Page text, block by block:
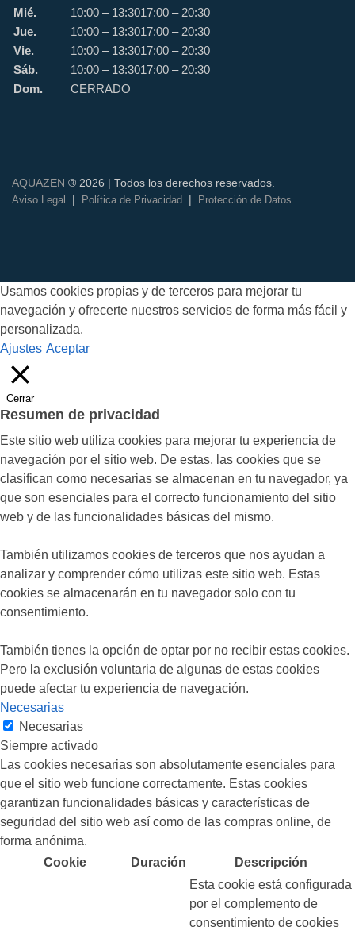
Mié. 10:00 – 13:3017:00 – 20:30
Jue.
10:00 – 13:3017:00 – 20:30
Vie.
10:00 – 13:3017:00 – 20:30
Sáb.
10:00 – 13:3017:00 – 20:30
Dom.
CERRADO
AQUAZEN ® 2026 | Todos los derechos reservados.
Aviso Legal | Política de Privacidad | Protección de Datos
Usamos cookies propias y de terceros para mejorar tu
navegación y ofrecerte nuestros servicios de forma más fácil y
personalizada.
Ajustes Aceptar
Cerrar
Resumen de privacidad
Este sitio web utiliza cookies para mejorar tu experiencia de
navegación por el sitio web. De estas, las cookies que se
clasifican como necesarias se almacenan en tu navegador, ya
que son esenciales para el correcto funcionamiento del sitio
web y de las funcionalidades básicas del mismo.
También utilizamos cookies de terceros que nos ayudan a
analizar y comprender cómo utilizas este sitio web. Estas
cookies se almacenarán en tu navegador solo con tu
consentimiento.
También tienes la opción de optar por no recibir estas cookies.
Pero la exclusión voluntaria de algunas de estas cookies
puede afectar tu experiencia de navegación.
Necesarias
Necesarias
Siempre activado
Las cookies necesarias son absolutamente esenciales para
que el sitio web funcione correctamente. Estas cookies
garantizan funcionalidades básicas y características de
seguridad del sitio web así como de las compras online, de
forma anónima.
Cookie
Duración Descripción
Esta cookie está configurada
por el complemento de
consentimiento de cookies